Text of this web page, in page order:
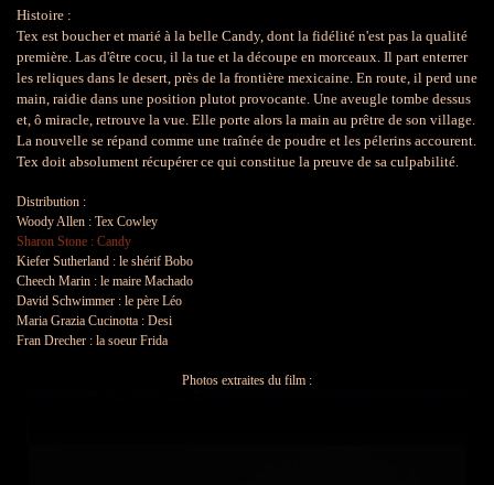
Histoire :
Tex est boucher et marié à la belle Candy, dont la fidélité n'est pas la qualité
première. Las d'être cocu, il la tue et la découpe en morceaux. Il part enterrer
les reliques dans le desert, près de la frontière mexicaine. En route, il perd une
main, raidie dans une position plutot provocante. Une aveugle tombe dessus
et, ô miracle, retrouve la vue. Elle porte alors la main au prêtre de son village.
La nouvelle se répand comme une traînée de poudre et les pélerins accourent.
Tex doit absolument récupérer ce qui constitue la preuve de sa culpabilité
Distribution :
Woody Allen : Tex Cowley
Sharon Stone : Candy
Kiefer Sutherland : le shérif Bobo
Cheech Marin : le maire Machado
David Schwimmer : le père Léo
Maria Grazia Cucinotta : Desi
Fran Drecher : la soeur Frida
Photos extraites du film :